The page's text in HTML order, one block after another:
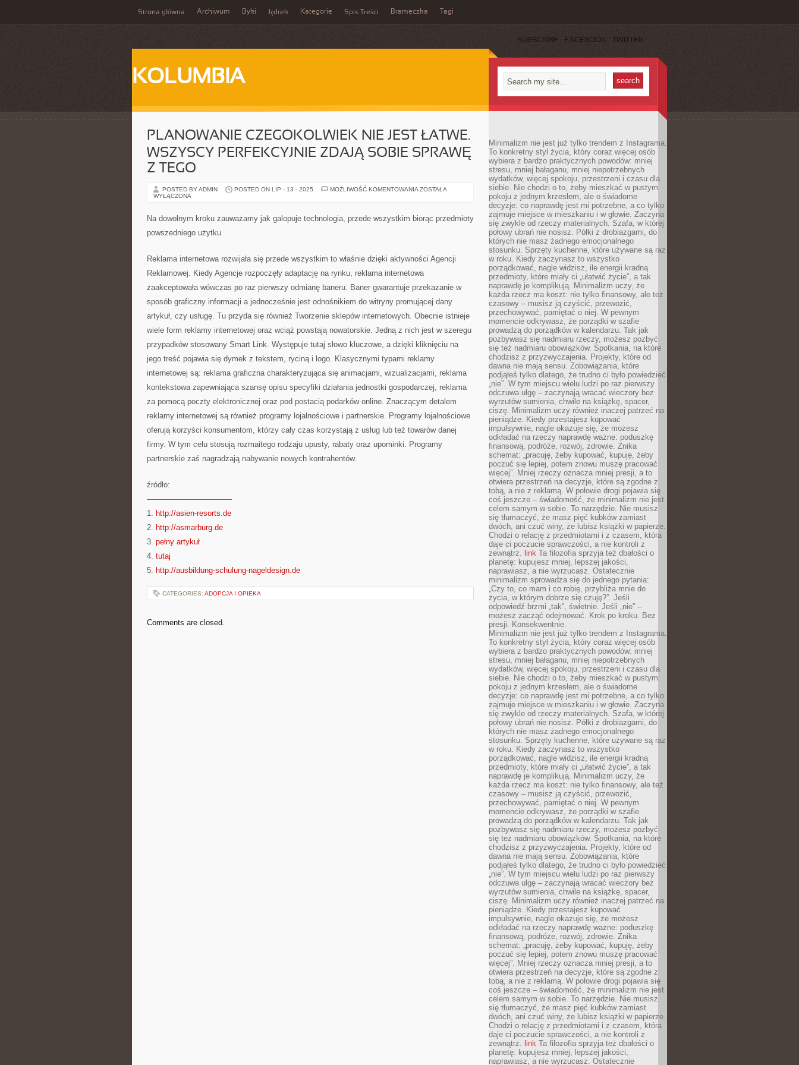
Strona główna Archiwum Byki Jędrek Kategorie Spis Treści Brameczka Tagi
SUBSCRIBE FACEBOOK TWITTER
KOLUMBIA
PLANOWANIE CZEGOKOLWIEK NIE JEST ŁATWE.
WSZYSCY PERFEKCYJNIE ZDAJĄ SOBIE SPRAWĘ
Z TEGO
POSTED BY ADMIN POSTED ON LIP - 13 - 2025 MOŻLIWOŚĆ KOMENTOWANIA PLANOWANIE
WSZYSCY
TEGO
ZOSTAŁA
WYŁĄCZONA
Na dowolnym kroku zauważamy jak galopuje technologia, przede wszystkim biorąc przedmioty
powszedniego użytku
Reklama internetowa rozwijała się przede wszystkim to właśnie dzięki aktywności Agencji
Reklamowej. Kiedy Agencje rozpoczęły adaptację na rynku, reklama internetowa
zaakceptowała wówczas po raz pierwszy odmianę baneru. Baner gwarantuje przekazanie w
sposób graficzny informacji a jednocześnie jest odnośnikiem do witryny promującej dany
artykuł, czy usługę. Tu przyda się również Tworzenie sklepów internetowych. Obecnie istnieje
wiele form reklamy internetowej oraz wciąż powstają nowatorskie. Jedną z nich jest w szeregu
przypadków stosowany Smart Link. Występuje tutaj słowo kluczowe, a dzięki kliknięciu na
jego treść pojawia się dymek z tekstem, ryciną i logo. Klasycznymi typami reklamy
internetowej są: reklama graficzna charakteryzująca się animacjami, wizualizacjami, reklama
kontekstowa zapewniająca szansę opisu specyfiki działania jednostki gospodarczej, reklama
za pomocą poczty elektronicznej oraz pod postacią podarków online. Znaczącym detalem
reklamy internetowej są również programy lojalnościowe i partnerskie. Programy lojalnościowe
oferują korzyści konsumentom, którzy cały czas korzystają z usług lub też towarów danej
firmy. W tym celu stosują rozmaitego rodzaju upusty, rabaty oraz upominki. Programy
partnerskie zaś nagradzają nabywanie nowych kontrahentów.
źródło:
———————————
1. http://asien-resorts.de
2. http://asmarburg.de
3. pełny artykuł
4. tutaj
5. http://ausbildung-schulung-nageldesign.de
CATEGORIES: ADOPCJA I OPIEKA
Comments are closed.
Minimalizm nie jest już tylko trendem z Instagrama.
To konkretny styl życia, który coraz więcej osób
wybiera z bardzo praktycznych powodów: mniej
stresu, mniej bałaganu, mniej niepotrzebnych
wydatków, więcej spokoju, przestrzeni i czasu dla
siebie. Nie chodzi o to, żeby mieszkać w pustym
pokoju z jednym krzesłem, ale o świadome
decyzje: co naprawdę jest mi potrzebne, a co tylko
zajmuje miejsce w mieszkaniu i w głowie. Zaczyna
się zwykle od rzeczy materialnych. Szafa, w której
połowy ubrań nie nosisz. Półki z drobiazgami, do
których nie masz żadnego emocjonalnego
stosunku. Sprzęty kuchenne, które używane są raz
w roku. Kiedy zaczynasz to wszystko
porządkować, nagle widzisz, ile energii kradną
przedmioty, które miały ci „ułatwić życie”, a tak
naprawdę je komplikują. Minimalizm uczy, że
każda rzecz ma koszt: nie tylko finansowy, ale też
czasowy – musisz ją czyścić, przewozić,
przechowywać, pamiętać o niej. W pewnym
momencie odkrywasz, że porządki w szafie
prowadzą do porządków w kalendarzu. Tak jak
pozbywasz się nadmiaru rzeczy, możesz pozbyć
się też nadmiaru obowiązków. Spotkania, na które
chodzisz z przyzwyczajenia. Projekty, które od
dawna nie mają sensu. Zobowiązania, które
podjąłeś tylko dlatego, że trudno ci było powiedzieć
„nie”. W tym miejscu wielu ludzi po raz pierwszy
odczuwa ulgę – zaczynają wracać wieczory bez
wyrzutów sumienia, chwile na książkę, spacer,
ciszę. Minimalizm uczy również inaczej patrzeć na
pieniądze. Kiedy przestajesz kupować
impulsywnie, nagle okazuje się, że możesz
odkładać na rzeczy naprawdę ważne: poduszkę
finansową, podróże, rozwój, zdrowie. Znika
schemat: „pracuję, żeby kupować, kupuję, żeby
poczuć się lepiej, potem znowu muszę pracować
więcej”. Mniej rzeczy oznacza mniej presji, a to
otwiera przestrzeń na decyzje, które są zgodne z
tobą, a nie z reklamą. W połowie drogi pojawia się
coś jeszcze – świadomość, że minimalizm nie jest
celem samym w sobie. To narzędzie. Nie musisz
się tłumaczyć, że masz pięć kubków zamiast
dwóch, ani czuć winy, że lubisz książki w papierze.
Chodzi o relację z przedmiotami i z czasem, która
daje ci poczucie sprawczości, a nie kontroli z
zewnątrz. link Ta filozofia sprzyja też dbałości o
planetę: kupujesz mniej, lepszej jakości,
naprawiasz, a nie wyrzucasz. Ostatecznie
minimalizm sprowadza się do jednego pytania:
„Czy to, co mam i co robię, przybliża mnie do
życia, w którym dobrze się czuję?”. Jeśli
odpowiedź brzmi „tak”, świetnie. Jeśli „nie” –
możesz zacząć odejmować. Krok po kroku. Bez
presji. Konsekwentnie.
Minimalizm nie jest już tylko trendem z Instagrama.
To konkretny styl życia, który coraz więcej osób
wybiera z bardzo praktycznych powodów: mniej
stresu, mniej bałaganu, mniej niepotrzebnych
wydatków, więcej spokoju, przestrzeni i czasu dla
siebie. Nie chodzi o to, żeby mieszkać w pustym
pokoju z jednym krzesłem, ale o świadome
decyzje: co naprawdę jest mi potrzebne, a co tylko
zajmuje miejsce w mieszkaniu i w głowie. Zaczyna
się zwykle od rzeczy materialnych. Szafa, w której
połowy ubrań nie nosisz. Półki z drobiazgami, do
których nie masz żadnego emocjonalnego
stosunku. Sprzęty kuchenne, które używane są raz
w roku. Kiedy zaczynasz to wszystko
porządkować, nagle widzisz, ile energii kradną
przedmioty, które miały ci „ułatwić życie”, a tak
naprawdę je komplikują. Minimalizm uczy, że
każda rzecz ma koszt: nie tylko finansowy, ale też
czasowy – musisz ją czyścić, przewozić,
przechowywać, pamiętać o niej. W pewnym
momencie odkrywasz, że porządki w szafie
prowadzą do porządków w kalendarzu. Tak jak
pozbywasz się nadmiaru rzeczy, możesz pozbyć
się też nadmiaru obowiązków. Spotkania, na które
chodzisz z przyzwyczajenia. Projekty, które od
dawna nie mają sensu. Zobowiązania, które
podjąłeś tylko dlatego, że trudno ci było powiedzieć
„nie”. W tym miejscu wielu ludzi po raz pierwszy
odczuwa ulgę – zaczynają wracać wieczory bez
wyrzutów sumienia, chwile na książkę, spacer,
ciszę. Minimalizm uczy również inaczej patrzeć na
pieniądze. Kiedy przestajesz kupować
impulsywnie, nagle okazuje się, że możesz
odkładać na rzeczy naprawdę ważne: poduszkę
finansową, podróże, rozwój, zdrowie. Znika
schemat: „pracuję, żeby kupować, kupuję, żeby
poczuć się lepiej, potem znowu muszę pracować
więcej”. Mniej rzeczy oznacza mniej presji, a to
otwiera przestrzeń na decyzje, które są zgodne z
tobą, a nie z reklamą. W połowie drogi pojawia się
coś jeszcze – świadomość, że minimalizm nie jest
celem samym w sobie. To narzędzie. Nie musisz
się tłumaczyć, że masz pięć kubków zamiast
dwóch, ani czuć winy, że lubisz książki w papierze.
Chodzi o relację z przedmiotami i z czasem, która
daje ci poczucie sprawczości, a nie kontroli z
zewnątrz. link Ta filozofia sprzyja też dbałości o
planetę: kupujesz mniej, lepszej jakości,
naprawiasz, a nie wyrzucasz. Ostatecznie